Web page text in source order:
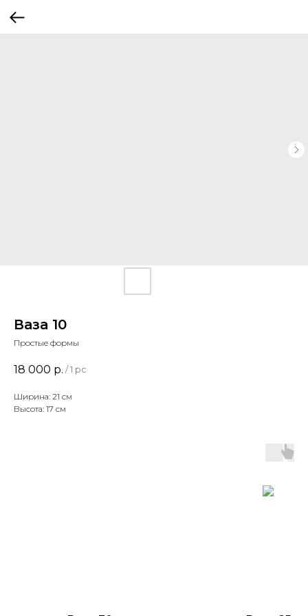
Ваза 10
Простые формы
18 000 р. / 1 pc
Ширина: 21 см
Высота: 17 см